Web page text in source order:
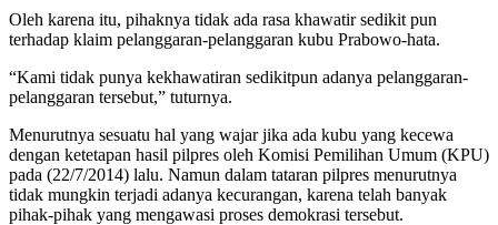
Oleh karena itu, pihaknya tidak ada rasa khawatir sedikit pun
terhadap klaim pelanggaran-pelanggaran kubu Prabowo-hata.
“Kami tidak punya kekhawatiran sedikitpun adanya pelanggaran-
pelanggaran tersebut,” tuturnya.
Menurutnya sesuatu hal yang wajar jika ada kubu yang kecewa
dengan ketetapan hasil pilpres oleh Komisi Pemilihan Umum (KPU)
pada (22/7/2014) lalu. Namun dalam tataran pilpres menurutnya
tidak mungkin terjadi adanya kecurangan, karena telah banyak
pihak-pihak yang mengawasi proses demokrasi tersebut.